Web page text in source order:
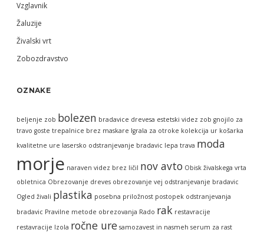
Vzglavnik
Žaluzije
Živalski vrt
Zobozdravstvo
OZNAKE
beljenje zob bolezen bradavice drevesa estetski videz zob gnojilo za
travo goste trepalnice brez maskare Igrala za otroke kolekcija ur košarka
kvalitetne ure lasersko odstranjevanje bradavic lepa trava moda
morje naraven videz brez ličil nov avto Obisk živalskega vrta
obletnica Obrezovanje dreves obrezovanje vej odstranjevanje bradavic
Ogled živali plastika posebna priložnost postopek odstranjevanja
bradavic Pravilne metode obrezovanja Rado rak restavracije
restavracije Izola ročne ure samozavest in nasmeh serum za rast